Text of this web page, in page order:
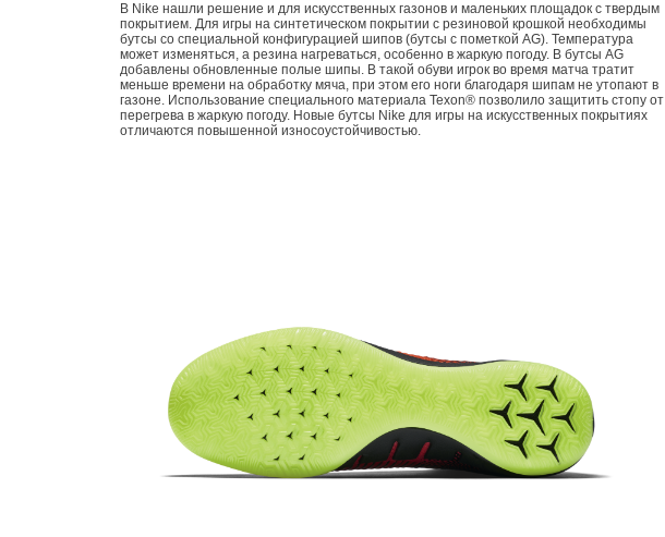
В Nike нашли решение и для искусственных газонов и маленьких площадок с твердым
покрытием. Для игры на синтетическом покрытии с резиновой крошкой необходимы
бутсы со специальной конфигурацией шипов (бутсы с пометкой AG). Температура
может изменяться, а резина нагреваться, особенно в жаркую погоду. В бутсы AG
добавлены обновленные полые шипы. В такой обуви игрок во время матча тратит
меньше времени на обработку мяча, при этом его ноги благодаря шипам не утопают в
газоне. Использование специального материала Texon® позволило защитить стопу от
перегрева в жаркую погоду. Новые бутсы Nike для игры на искусственных покрытиях
отличаются повышенной износоустойчивостью.